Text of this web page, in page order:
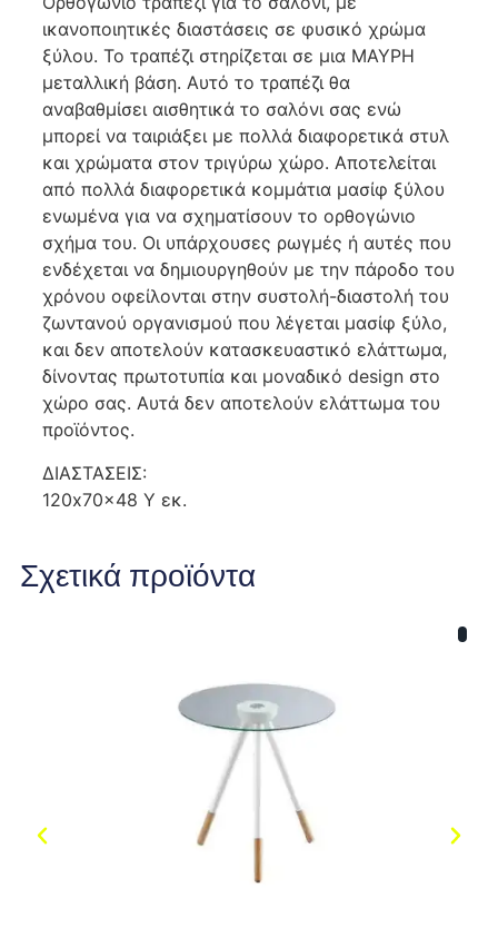
ικανοποιητικές διαστάσεις σε φυσικό χρώμα
ξύλου. Το τραπέζι στηρίζεται σε μια ΜΑΥΡΗ
μεταλλική βάση. Αυτό το τραπέζι θα
αναβαθμίσει αισθητικά το σαλόνι σας ενώ
μπορεί να ταιριάξει με πολλά διαφορετικά στυλ
και χρώματα στον τριγύρω χώρο. Αποτελείται
από πολλά διαφορετικά κομμάτια μασίφ ξύλου
ενωμένα για να σχηματίσουν το ορθογώνιο
σχήμα του. Οι υπάρχουσες ρωγμές ή αυτές που
ενδέχεται να δημιουργηθούν με την πάροδο του
χρόνου οφείλονται στην συστολή-διαστολή του
ζωντανού οργανισμού που λέγεται μασίφ ξύλο,
και δεν αποτελούν κατασκευαστικό ελάττωμα,
δίνοντας πρωτοτυπία και μοναδικό design στο
χώρο σας. Αυτά δεν αποτελούν ελάττωμα του
προϊόντος.
ΔΙΑΣΤΑΣΕΙΣ:
120x70x48 Y εκ.
Σχετικά προϊόντα